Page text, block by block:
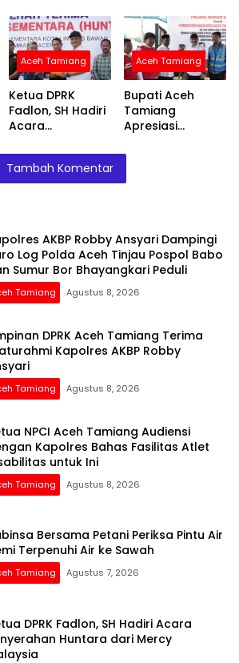
Kapolres AKBP
Robby Ansyari
Fasilitas Atlet
Disabilitas untuk
Ini
Aceh Tamiang
Ketua DPRK
Fadlon, SH Hadiri
Acara
Huntara dari
Mercy Malaysia
Aceh Tamiang
Bupati Aceh
Tamiang
Apresiasi
untuk
Pemulihan
Tambah Komentar
AKBP Robby Ansyari Dampingi
Log Polda Aceh Tinjau Pospol Babo
Sumur Bor Bhayangkari Peduli
Tamiang Agustus 8, 2026
DPRK Aceh Tamiang Terima
Kapolres AKBP Robby
Tamiang Agustus 8, 2026
NPCI Aceh Tamiang Audiensi
Kapolres Bahas Fasilitas Atlet
untuk Ini
Tamiang Agustus 8, 2026
Bersama Petani Periksa Pintu Air
Terpenuhi Air ke Sawah
Tamiang Agustus 7, 2026
DPRK Fadlon, SH Hadiri Acara
Huntara dari Mercy